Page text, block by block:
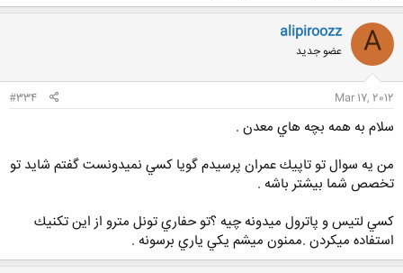
A
alipiroozz
عضو جدید
Mar 17, 2012
#334
سلام به همه بچه هاي معدن .
من يه سوال تو تاپيك عمران پرسيدم گويا كسي نميدونست گفتم شايد تو
تخصص شما بيشتر باشه .
كسي لتيس و پاترول ميدونه چيه ؟تو حفاري تونل مترو از اين تكنيك
استفاده ميكردن .ممنون ميشم يكي ياري برسونه .